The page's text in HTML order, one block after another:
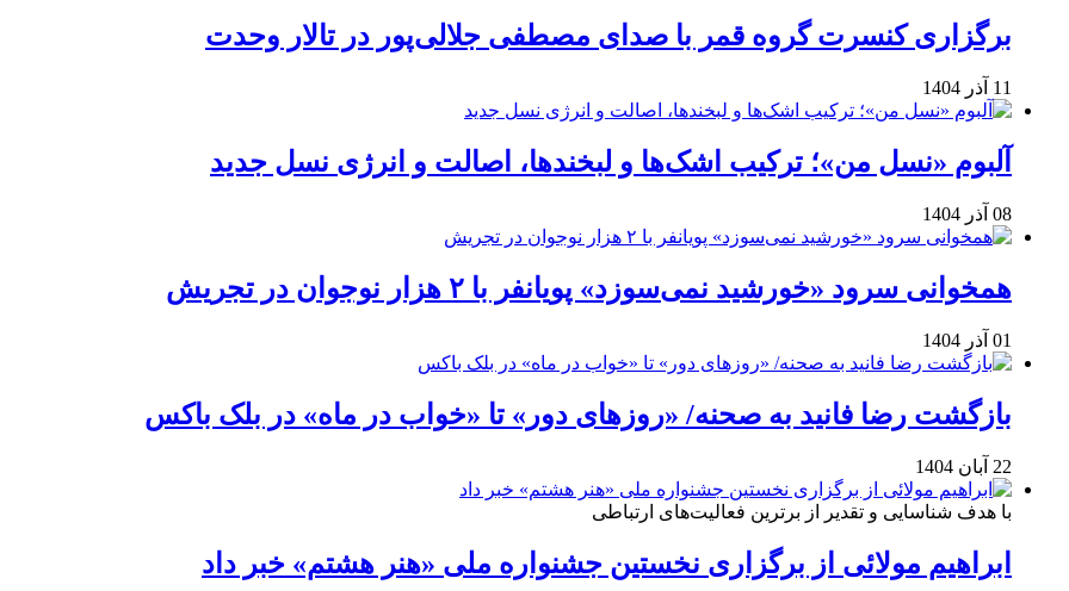
برگزاری کنسرت گروه قمر با صدای مصطفی جلالی‌پور در تالار وحدت
11 آذر 1404
آلبوم «نسل من»؛ ترکیب اشک‌ها و لبخندها، اصالت و انرژی نسل جدید
08 آذر 1404
همخوانی سرود «خورشید نمی‌سوزد» پویانفر با ۲ هزار نوجوان در تجریش
01 آذر 1404
بازگشت رضا فانید به صحنه/ «روزهای دور» تا «خواب در ماه» در بلک باکس
22 آبان 1404
با هدف شناسایی و تقدیر از برترین فعالیت‌های ارتباطی
ابراهیم مولائی از برگزاری نخستین جشنواره ملی «هنر هشتم» خبر داد